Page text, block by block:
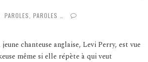
PAROLES, PAROLES …
chanteuse anglaise, Levi Perry, est vue
même si elle répète à qui veut